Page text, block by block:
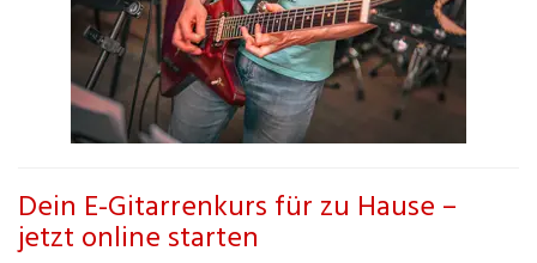
Dein E-Gitarrenkurs für zu Hause –
jetzt online starten